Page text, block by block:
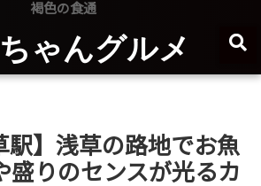
褐色の食通
ゃんグルメ
駅】浅草の路地でお魚
盛りのセンスが光るカ